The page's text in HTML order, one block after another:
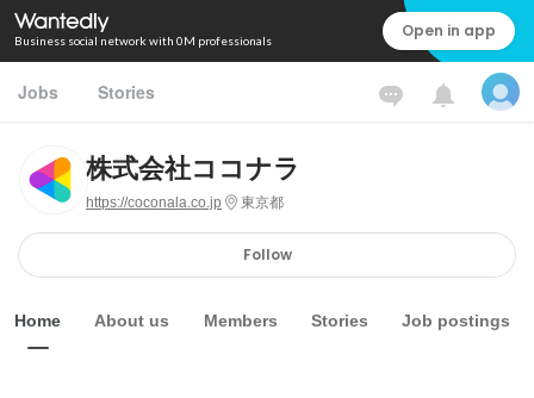
Business social network with 0M professionals Open in app
Jobs Stories
株式会社ココナラ
https://coconala.co.jp 東京都
Follow
Home About us Members Stories Job postings